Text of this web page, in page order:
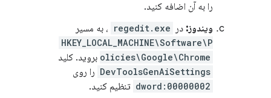
را به آن اضافه کنید.
ویندوز: در regedit.exe ، به مسیر
HKEY_LOCAL_MACHINE\Software\P
olicies\Google\Chrome بروید. کلید
DevToolsGenAiSettings را روی
dword:00000002 تنظیم کنید.